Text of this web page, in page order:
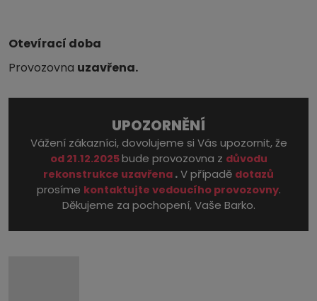
Otevírací doba
Provozovna uzavřena.
UPOZORNĚNÍ
Vážení zákazníci, dovolujeme si Vás upozornit, že
od 21.12.2025bude provozovna z důvodu
rekonstrukce uzavřena .V případě dotazů
prosíme kontaktujte vedoucího provozovny.
Děkujeme za pochopení, Vaše Barko.